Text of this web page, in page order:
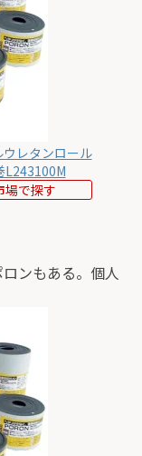
レタンロール
場で探す
ンもある。個人